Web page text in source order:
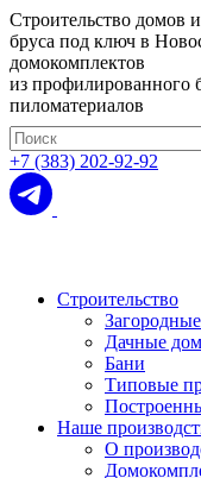
Строительство домов
бруса под ключ в
домокомплектов
из профилированного
пиломатериалов
+7 (383) 202-92-92
Строительство
Дачные
Бани
Типовые
Наше
О